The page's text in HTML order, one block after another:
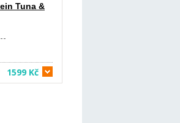
Tuna &
1599 Kč